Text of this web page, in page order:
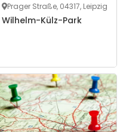
Prager Straße, 04317, Leipzig
Wilhelm-Külz-Park